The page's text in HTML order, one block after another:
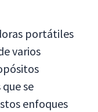
portátiles
varios
se
enfoques